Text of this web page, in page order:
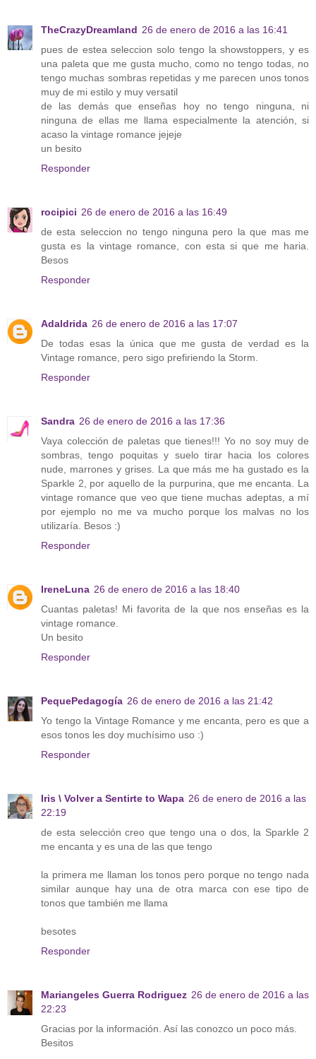
TheCrazyDreamland 26 de enero de 2016 a las 16:41
pues de estea seleccion solo tengo la showstoppers, y es
una paleta que me gusta mucho, como no tengo todas, no
tengo muchas sombras repetidas y me parecen unos tonos
muy de mi estilo y muy versatil
de las demás que enseñas hoy no tengo ninguna, ni
ninguna de ellas me llama especialmente la atención, si
acaso la vintage romance jejeje
un besito
Responder
rocipici 26 de enero de 2016 a las 16:49
de esta seleccion no tengo ninguna pero la que mas me
gusta es la vintage romance, con esta si que me haria.
Besos
Responder
Adaldrida 26 de enero de 2016 a las 17:07
De todas esas la única que me gusta de verdad es la
Vintage romance, pero sigo prefiriendo la Storm.
Responder
Sandra 26 de enero de 2016 a las 17:36
Vaya colección de paletas que tienes!!! Yo no soy muy de
sombras, tengo poquitas y suelo tirar hacia los colores
nude, marrones y grises. La que más me ha gustado es la
Sparkle 2, por aquello de la purpurina, que me encanta. La
vintage romance que veo que tiene muchas adeptas, a mí
por ejemplo no me va mucho porque los malvas no los
utilizaría. Besos :)
Responder
IreneLuna 26 de enero de 2016 a las 18:40
Cuantas paletas! Mi favorita de la que nos enseñas es la
vintage romance.
Un besito
Responder
PequePedagogía 26 de enero de 2016 a las 21:42
Yo tengo la Vintage Romance y me encanta, pero es que a
esos tonos les doy muchísimo uso :)
Responder
Iris \ Volver a Sentirte to Wapa 26 de enero de 2016 a las
22:19
de esta selección creo que tengo una o dos, la Sparkle 2
me encanta y es una de las que tengo
la primera me llaman los tonos pero porque no tengo nada
similar aunque hay una de otra marca con ese tipo de
tonos que también me llama
besotes
Responder
Mariangeles Guerra Rodriguez 26 de enero de 2016 a las
22:23
Gracias por la información. Así las conozco un poco más.
Besitos